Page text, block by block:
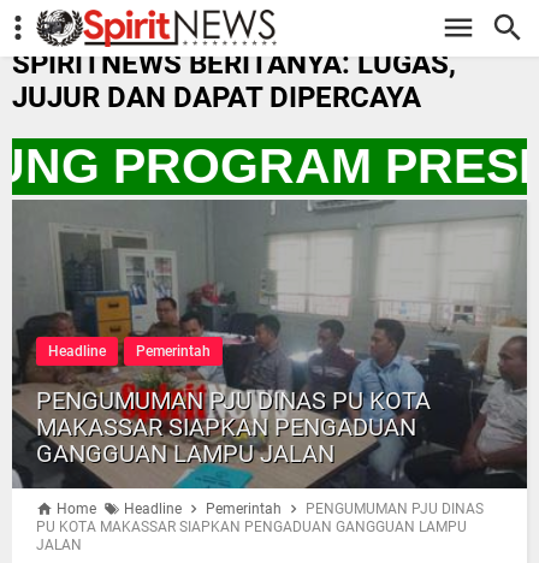
-->
SPIRITNEWS BERITANYA: LUGAS,
JUJUR DAN DAPAT DIPERCAYA
PROGRAM
Headline Pemerintah
PENGUMUMAN PJU DINAS PU KOTA
MAKASSAR SIAPKAN PENGADUAN
GANGGUAN LAMPU JALAN
Home Headline Pemerintah
PENGUMUMAN PJU DINAS
PU KOTA MAKASSAR SIAPKAN PENGADUAN GANGGUAN LAMPU
JALAN